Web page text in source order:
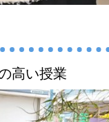
高い授業